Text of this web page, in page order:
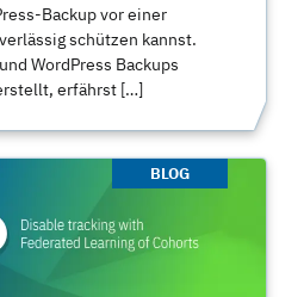
Backup vor einer
schützen kannst.
WordPress Backups
erfährst […]
BLOG